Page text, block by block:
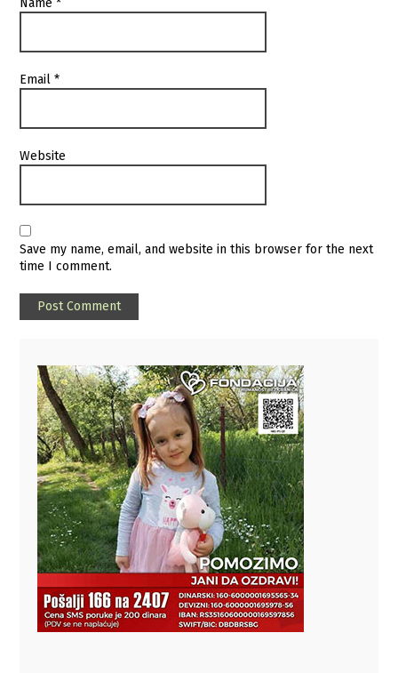
Email*
Website
Save my name, email, and website in this browser for the next
time I comment.